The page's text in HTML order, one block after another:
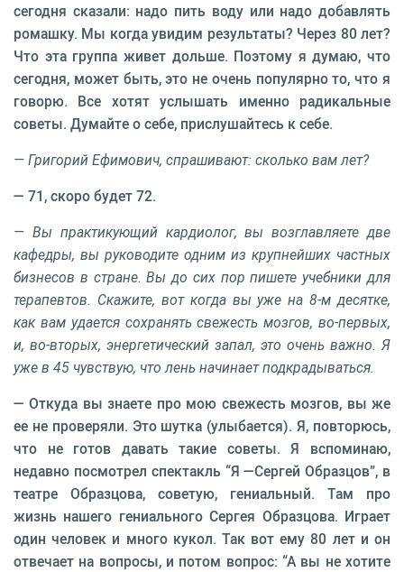
сегодня сказали: надо пить воду или надо добавлять
ромашку. Мы когда увидим результаты? Через 80 лет?
Что эта группа живет дольше. Поэтому я думаю, что
сегодня, может быть, это не очень популярно то, что я
говорю. Все хотят услышать именно радикальные
советы. Думайте о себе, прислушайтесь к себе.
— Григорий Ефимович, спрашивают: сколько вам лет?
— 71, скоро будет 72.
— Вы практикующий кардиолог, вы возглавляете две
кафедры, вы руководите одним из крупнейших частных
бизнесов в стране. Вы до сих пор пишете учебники для
терапевтов. Скажите, вот когда вы уже на 8-м десятке,
как вам удается сохранять свежесть мозгов, во-первых,
и, во-вторых, энергетический запал, это очень важно. Я
уже в 45 чувствую, что лень начинает подкрадываться.
— Откуда вы знаете про мою свежесть мозгов, вы же
ее не проверяли. Это шутка (улыбается). Я, повторюсь,
что не готов давать такие советы. Я вспоминаю,
недавно посмотрел спектакль “Я —Сергей Образцов”, в
театре Образцова, советую, гениальный. Там про
жизнь нашего гениального Сергея Образцова. Играет
один человек и много кукол. Так вот ему 80 лет и он
отвечает на вопросы, и потом вопрос: “А вы не хотите